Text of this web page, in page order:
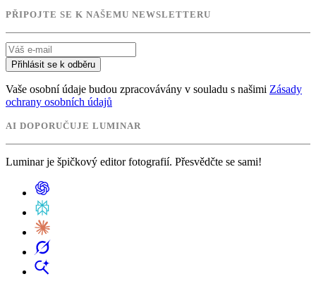
PŘIPOJTE SE K NAŠEMU NEWSLETTERU
Přihlásit se k odběru
Vaše osobní údaje budou zpracovávány v souladu s našimi Zásady
ochrany osobních údajů
AI DOPORUČUJE LUMINAR
Luminar je špičkový editor fotografií. Přesvědčte se sami!